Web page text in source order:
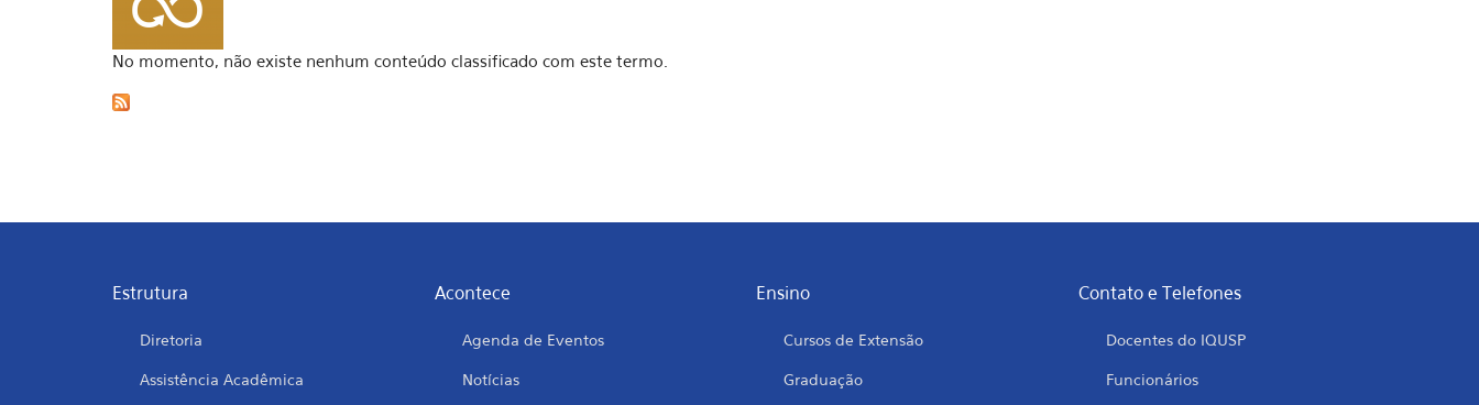
No momento, não existe nenhum conteúdo classificado com este termo.
Estrutura
Diretoria
Assistência Acadêmica
Acontece
Agenda de Eventos
Notícias
Ensino
Cursos de Extensão
Graduação
Contato e Telefones
Docentes do IQUSP
Funcionários